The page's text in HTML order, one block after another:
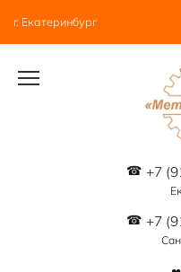
содержанию
г. Екатеринбург
+7
+7